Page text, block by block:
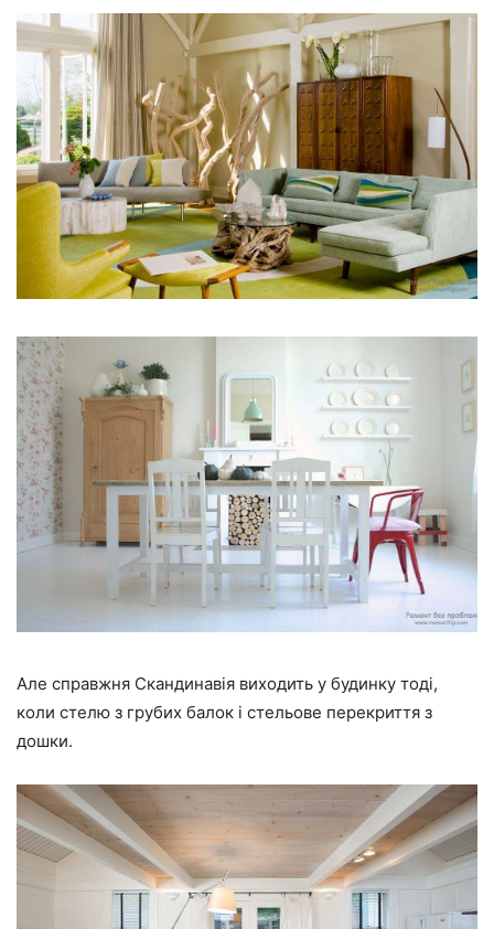
Але справжня Скандинавія виходить у будинку тоді,
коли стелю з грубих балок і стельове перекриття з
дошки.